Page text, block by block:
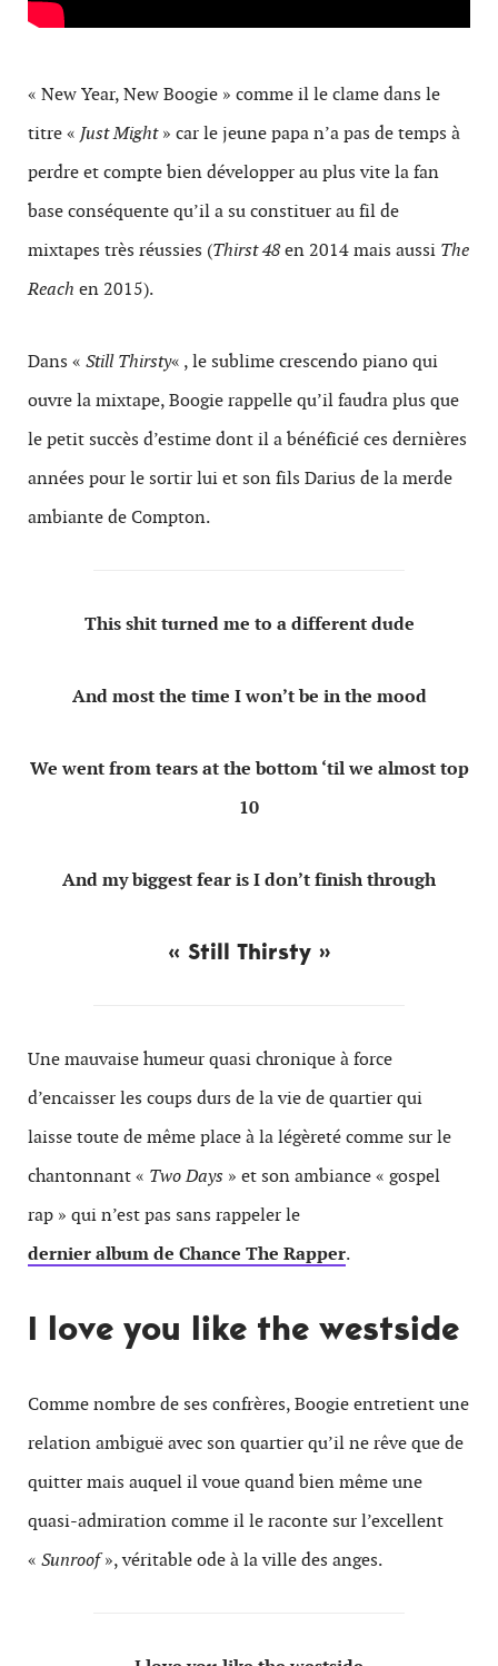
« New Year, New Boogie » comme il le clame dans le
titre « Just Might» car le jeune papa n’a pas de temps à
perdre et compte bien développer au plus vite la fan
base conséquente qu’il a su constituer au fil de
mixtapes très réussies (Thirst 48en 2014 mais aussi The
Reach en 2015).
Dans « Still Thirsty« , le sublime crescendo piano qui
ouvre la mixtape, Boogie rappelle qu’il faudra plus que
le petit succès d’estime dont il a bénéficié ces dernières
années pour le sortir lui et son fils Darius de la merde
ambiante de Compton.
This shit turned me to a different dude
And most the time I won’t be in the mood
We went from tears at the bottom ‘til we almost top
10
And my biggest fear is I don’t finish through
« Still Thirsty »
Une mauvaise humeur quasi chronique à force
d’encaisser les coups durs de la vie de quartier qui
laisse toute de même place à la légèreté comme sur le
chantonnant « Two Days » et son ambiance « gospel
rap » qui n’est pas sans rappeler le
dernier album de Chance The Rapper.
I love you like the westside
Comme nombre de ses confrères, Boogie entretient une
relation ambiguë avec son quartier qu’il ne rêve que de
quitter mais auquel il voue quand bien même une
quasi-admiration comme il le raconte sur l’excellent
« Sunroof», véritable ode à la ville des anges.